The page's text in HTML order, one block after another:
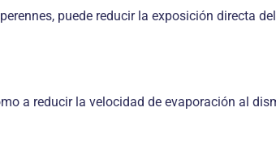
puede reducir la exposición directa
a reducir la velocidad de evaporación al